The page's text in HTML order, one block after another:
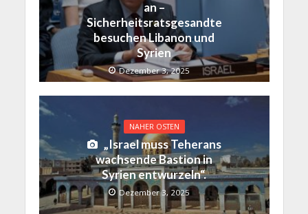
an –
Sicherheitsratsgesandte
besuchen Libanon und
Syrien
Dezember 3, 2025
NAHER OSTEN
„Israel muss Teherans
wachsende Bastion in
Syrien entwurzeln“.
Dezember 3, 2025